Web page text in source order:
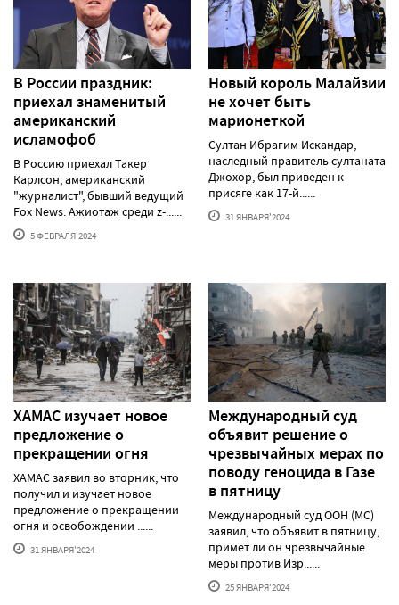
В России праздник:
приехал знаменитый
американский
исламофоб
В Россию приехал Такер
Карлсон, американский
"журналист", бывший ведущий
Fox News. Ажиотаж среди z-......
5 ФЕВРАЛЯ'2024
Новый король Малайзии
не хочет быть
марионеткой
Султан Ибрагим Искандар,
наследный правитель султаната
Джохор, был приведен к
присяге как 17-й......
31 ЯНВАРЯ'2024
ХАМАС изучает новое
предложение о
прекращении огня
ХАМАС заявил во вторник, что
получил и изучает новое
предложение о прекращении
огня и освобождении ......
31 ЯНВАРЯ'2024
Международный суд
объявит решение о
чрезвычайных мерах по
поводу геноцида в Газе
в пятницу
Международный суд ООН (МС)
заявил, что объявит в пятницу,
примет ли он чрезвычайные
меры против Изр......
25 ЯНВАРЯ'2024